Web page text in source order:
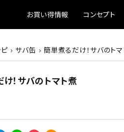
お買い得情報 コンセプト
ト
サバ缶 簡単煮るだけ！サバのトマ
！サバのトマト煮